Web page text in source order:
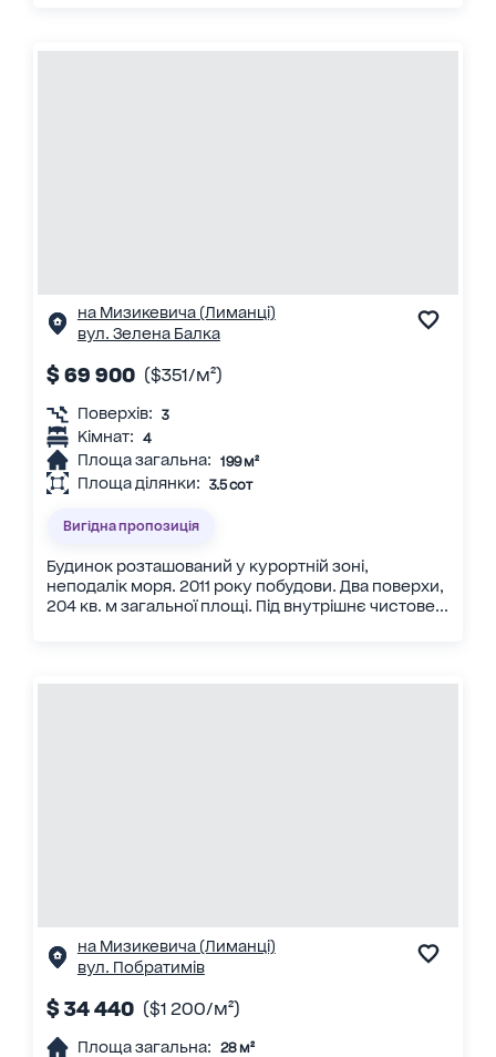
на Мизикевича (Лиманці)
вул. Зелена Балка
$ 69 900 ($351/м²)
Поверхів: 3
Кімнат: 4
Площа загальна: 199 м²
Площа ділянки: 3.5 сот
Вигідна пропозиція
Будинок розташований у курортній зоні,
неподалік моря. 2011 року побудови. Два поверхи,
204 кв. м загальної площі. Під внутрішнє чистове...
на Мизикевича (Лиманці)
вул. Побратимів
$ 34 440 ($1 200/м²)
Площа загальна: 28 м²